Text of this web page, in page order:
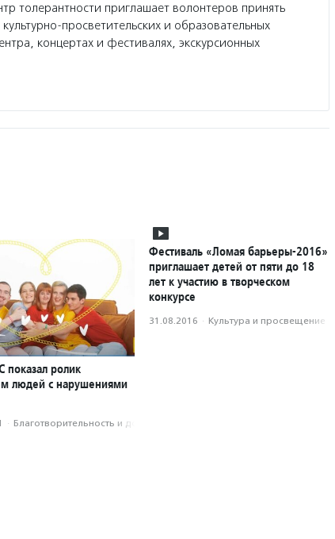
толерантности приглашает волонтеров принять
просветительских и образовательных
концертах и фестивалях, экскурсионных
показал ролик
людей с нарушениями
· Благотвори­тель­ность и доброволь­чест­во
Фестиваль «Ломая барьеры-2016»
приглашает детей от пяти до 18
лет к участию в творческом
конкурсе
31.08.2016 · Культура и просвещение